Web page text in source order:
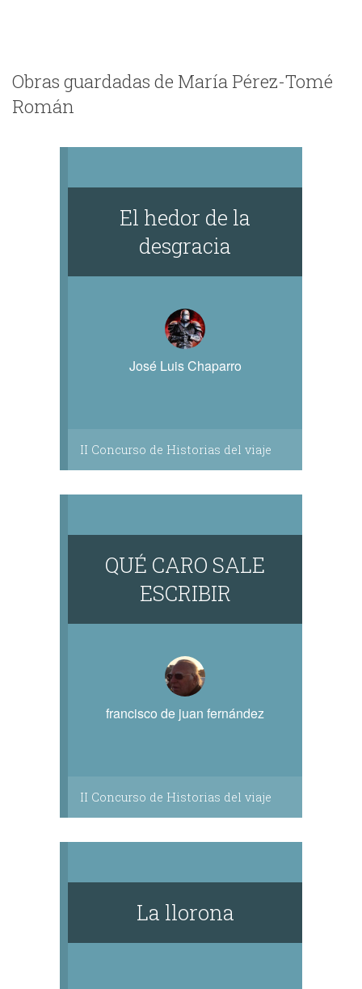
Obras guardadas de María Pérez-Tomé
Román
El hedor de la
desgracia
José Luis Chaparro
II Concurso de Historias del viaje
QUÉ CARO SALE
ESCRIBIR
francisco de juan fernández
II Concurso de Historias del viaje
La llorona